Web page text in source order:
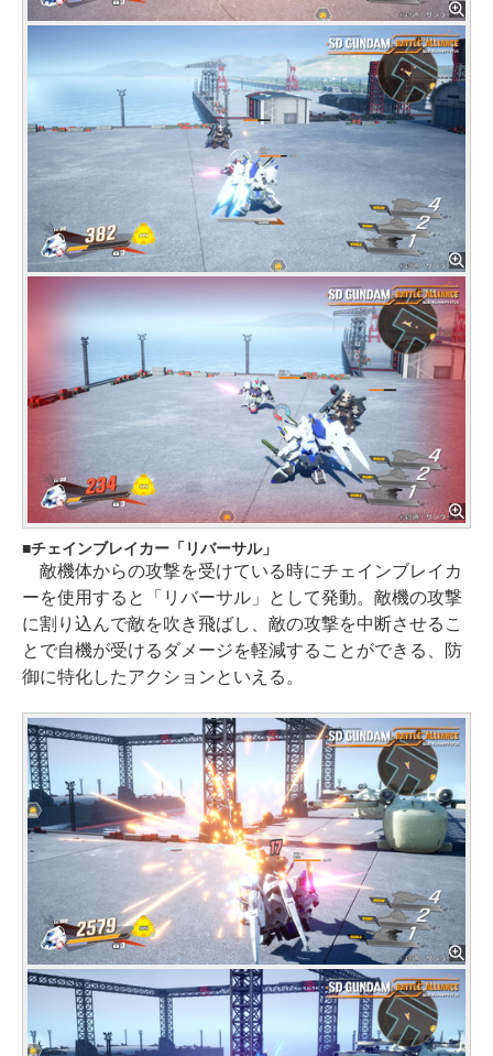
チェインブレイカー「リバーサル」
敵機体からの攻撃を受けている時にチェインブレイカ
ーを使用すると「リバーサル」として発動。敵機の攻撃
に割り込んで敵を吹き飛ばし、敵の攻撃を中断させるこ
とで自機が受けるダメージを軽減することができる、防
御に特化したアクションといえる。